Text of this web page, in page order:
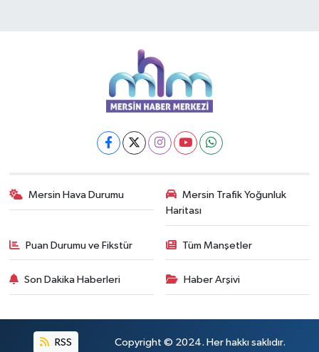
Mersin Hava Durumu
Mersin Trafik Yoğunluk
Haritası
Puan Durumu ve Fikstür Tüm Manşetler
Son Dakika Haberleri Haber Arşivi
RSS Copyright © 2024. Her hakkı saklıdır.